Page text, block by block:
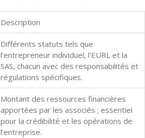
Description
Différents statuts tels que
l’entrepreneur individuel, l’EURL et la
SAS, chacun avec des responsabilités et
régulations spécifiques.
Montant des ressources financières
apportées par les associés ; essentiel
pour la crédibilité et les opérations de
l’entreprise.